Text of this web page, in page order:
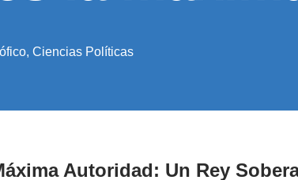
, Ciencias Políticas
Autoridad: Un Rey